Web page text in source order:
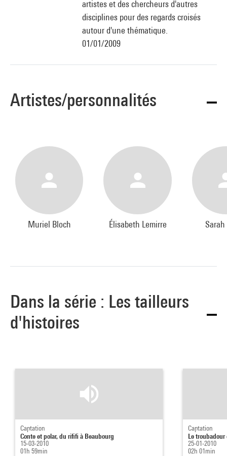
artistes et des chercheurs d'autres
disciplines pour des regards croisés
autour d'une thématique.
01/01/2009
Artistes/personnalités
Muriel Bloch Élisabeth Lemirre
Dans la série : Les tailleurs
d'histoires
Captation
Conte et polar, du rififi à Beaubourg
15-03-2010
01h 59min
Captation
Le
25-01-2010
02h 01min